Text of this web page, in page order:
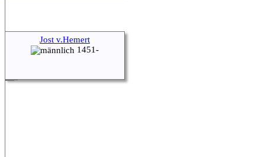
Jost v.Hemert
1451-